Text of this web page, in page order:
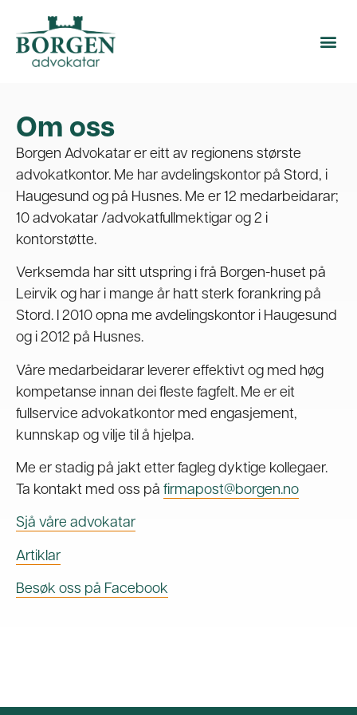
Om oss
Borgen Advokatar er eitt av regionens største
advokatkontor. Me har avdelingskontor på Stord, i
Haugesund og på Husnes. Me er 12 medarbeidarar;
10 advokatar /advokatfullmektigar og 2 i
kontorstøtte.
Verksemda har sitt utspring i frå Borgen-huset på
Leirvik og har i mange år hatt sterk forankring på
Stord. I 2010 opna me avdelingskontor i Haugesund
og i 2012 på Husnes.
Våre medarbeidarar leverer effektivt og med høg
kompetanse innan dei fleste fagfelt. Me er eit
fullservice advokatkontor med engasjement,
kunnskap og vilje til å hjelpa.
Me er stadig på jakt etter fagleg dyktige kollegaer.
Ta kontakt med oss på firmapost@borgen.no
Sjå våre advokatar
Artiklar
Besøk oss på Facebook